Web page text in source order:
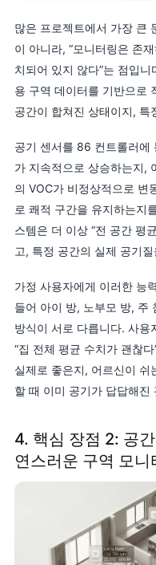
많은 프로젝트에서 가장 큰
이 아니라, “모니터링은 존
치되어 있지 않다”는 점입
용 구역 데이터를 기반으로
공간이 합쳐진 상태이지, 특
공기 센서를 86 컨트롤러에
가 지속적으로 상승하는지,
의 VOC가 비정상적으로 변
로 쾌적 구간을 유지하는지
스템은 더 이상 “전 공간 평
고, 특정 공간의 실제 공기
가정 사용자에게 이러한 능
들어 아이 방, 노부모 방, 주
방식이 서로 다릅니다. 사용
“집 전체 평균 수치가 괜찮
실제로 좋은지, 어르신이 쉬
할 때 이미 공기가 답답해진
4. 핵심 장점 2: 공
연스러운 구역 모